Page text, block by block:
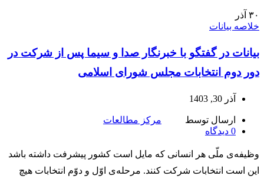
۳۰ آذر
خلاصه بیانات
بیانات در گفتگو با خبرنگار صدا و سیما پس از شرکت در
دور دوم انتخابات مجلس شورای اسلامی
آذر 30, 1403
ارسال توسط
مرکز مطالعات
0 دیدگاه
وظیفه‌ی ملّی هر انسانی که مایل است کشور پیشرفت داشته باشد
این است انتخابات شرکت کنند. مرحله‌ی اوّل و دوّم انتخابات هیچ